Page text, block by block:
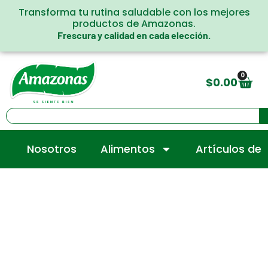
Transforma tu rutina saludable con los mejores
productos de Amazonas.
Frescura y calidad en cada elección.
$0.00 0
Nosotros Alimentos Artículos de